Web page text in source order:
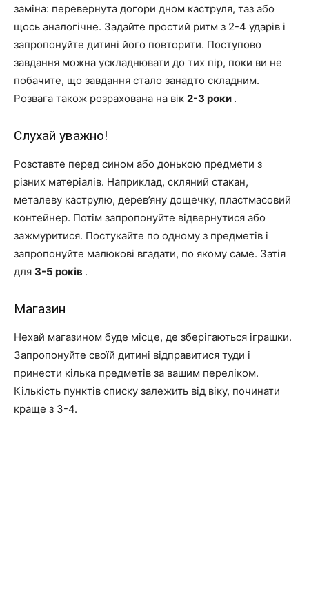
заміна: перевернута догори дном каструля, таз або
щось аналогічне. Задайте простий ритм з 2-4 ударів і
запропонуйте дитині його повторити. Поступово
завдання можна ускладнювати до тих пір, поки ви не
побачите, що завдання стало занадто складним.
Розвага також розрахована на вік 2-3 роки .
Слухай уважно!
Розставте перед сином або донькою предмети з
різних матеріалів. Наприклад, скляний стакан,
металеву каструлю, дерев’яну дощечку, пластмасовий
контейнер. Потім запропонуйте відвернутися або
зажмуритися. Постукайте по одному з предметів і
запропонуйте малюкові вгадати, по якому саме. Затія
для 3-5 років .
Магазин
Нехай магазином буде місце, де зберігаються іграшки.
Запропонуйте своїй дитині відправитися туди і
принести кілька предметів за вашим переліком.
Кількість пунктів списку залежить від віку, починати
краще з 3-4.